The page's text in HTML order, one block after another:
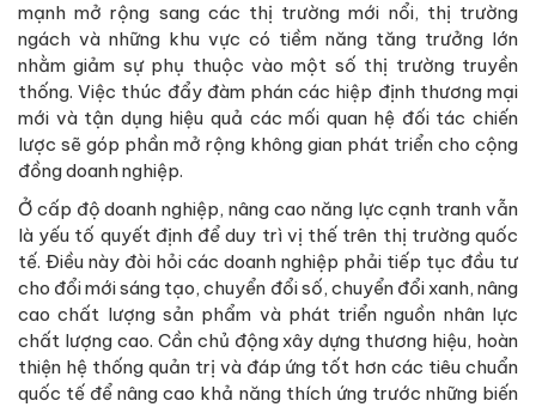
mạnh mở rộng sang các thị trường mới nổi, thị trường
ngách và những khu vực có tiềm năng tăng trưởng lớn
nhằm giảm sự phụ thuộc vào một số thị trường truyền
thống. Việc thúc đẩy đàm phán các hiệp định thương mại
mới và tận dụng hiệu quả các mối quan hệ đối tác chiến
lược sẽ góp phần mở rộng không gian phát triển cho cộng
đồng doanh nghiệp.
Ở cấp độ doanh nghiệp, nâng cao năng lực cạnh tranh vẫn
là yếu tố quyết định để duy trì vị thế trên thị trường quốc
tế. Điều này đòi hỏi các doanh nghiệp phải tiếp tục đầu tư
cho đổi mới sáng tạo, chuyển đổi số, chuyển đổi xanh, nâng
cao chất lượng sản phẩm và phát triển nguồn nhân lực
chất lượng cao. Cần chủ động xây dựng thương hiệu, hoàn
thiện hệ thống quản trị và đáp ứng tốt hơn các tiêu chuẩn
quốc tế để nâng cao khả năng thích ứng trước những biến